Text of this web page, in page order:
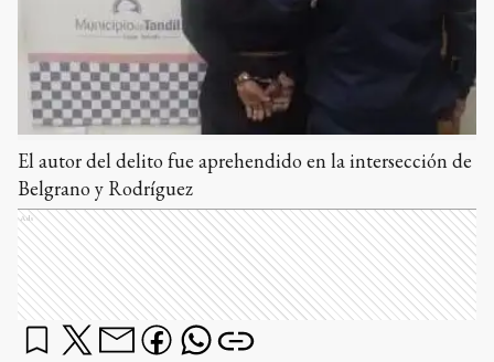
El autor del delito fue aprehendido en la intersección de
Belgrano y Rodríguez
Ads